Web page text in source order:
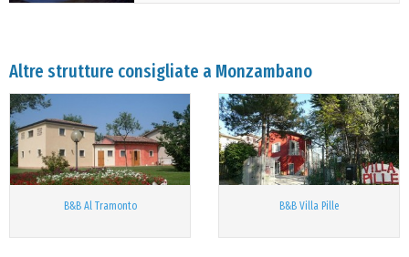
Altre strutture consigliate a Monzambano
B&B Al Tramonto B&B Villa Pille